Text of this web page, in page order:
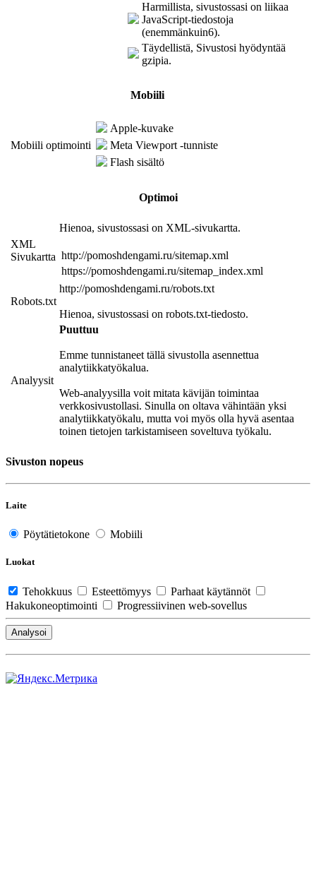
Harmillista, sivustossasi on liikaa
JavaScript-tiedostoja
(enemmänkuin6).
Täydellistä, Sivustosi hyödyntää
gzipia.
Mobiili
Mobiili optimointi
Apple-kuvake
Meta Viewport -tunniste
Flash sisältö
Optimoi
XML
Sivukartta
Hienoa, sivustossasi on XML-sivukartta.
http://pomoshdengami.ru/sitemap.xml
https://pomoshdengami.ru/sitemap_index.xml
Robots.txt
http://pomoshdengami.ru/robots.txt
Hienoa, sivustossasi on robots.txt-tiedosto.
Analyysit
Puuttuu
Emme tunnistaneet tällä sivustolla asennettua
analytiikkatyökalua.
Web-analyysilla voit mitata kävijän toimintaa
verkkosivustollasi. Sinulla on oltava vähintään yksi
analytiikkatyökalu, mutta voi myös olla hyvä asentaa
toinen tietojen tarkistamiseen soveltuva työkalu.
Sivuston nopeus
Laite
Pöytätietokone Mobiili
Luokat
Tehokkuus Esteettömyys
Parhaat käytännöt
Hakukoneoptimointi
Progressiivinen web-sovellus
Analysoi